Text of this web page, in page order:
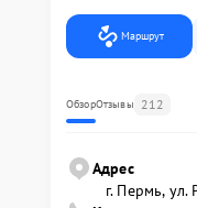
Маршрут
ОбзорОтзывы 212
Адрес
г. Пермь,